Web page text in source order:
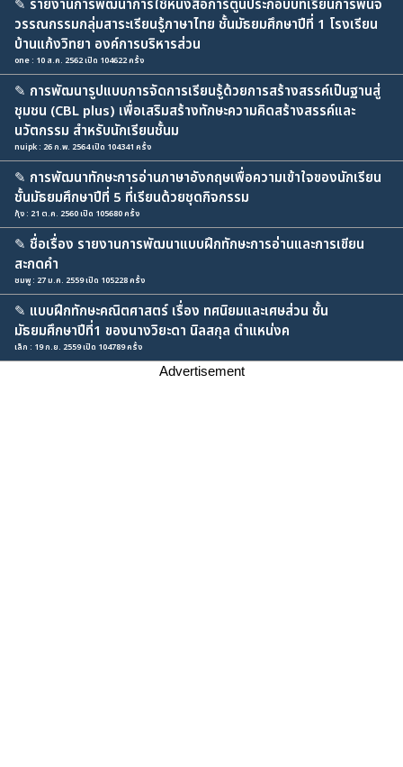
✎ รายงานการพัฒนาการใช้หนังสือการ์ตูนประกอบบทเรียนการพินิจ
วรรณกรรมกลุ่มสาระเรียนรู้ภาษาไทย ชั้นมัธยมศึกษาปีที่ 1 โรงเรียน
บ้านแก้งวิทยา องค์การบริหารส่วน
one : 10 ส.ค. 2562 เปิด 104622 ครั้ง
✎ การพัฒนารูปแบบการจัดการเรียนรู้ด้วยการสร้างสรรค์เป็นฐานสู่
ชุมชน (CBL plus) เพื่อเสริมสร้างทักษะความคิดสร้างสรรค์และ
นวัตกรรม สำหรับนักเรียนชั้นม
nuipk : 26 ก.พ. 2564 เปิด 104341 ครั้ง
✎ การพัฒนาทักษะการอ่านภาษาอังกฤษเพื่อความเข้าใจของนักเรียน
ชั้นมัธยมศึกษาปีที่ 5 ที่เรียนด้วยชุดกิจกรรม
กุ้ง : 21 ต.ค. 2560 เปิด 105680 ครั้ง
✎ ชื่อเรื่อง รายงานการพัฒนาแบบฝึกทักษะการอ่านและการเขียน
สะกดคำ
ชมพู : 27 ม.ค. 2559 เปิด 105228 ครั้ง
✎ แบบฝึกทักษะคณิตศาสตร์ เรื่อง ทศนิยมและเศษส่วน ชั้น
มัธยมศึกษาปีที่1 ของนางวิยะดา นิลสกุล ตำแหน่งค
เล็ก : 19 ก.ย. 2559 เปิด 104789 ครั้ง
Advertisement